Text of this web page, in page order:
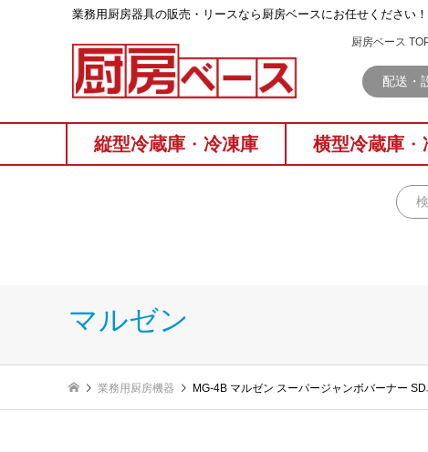
業務⽤厨房器具の販売・リースなら厨房ベースにお任せください！
厨房ベース
配送・
縦型冷蔵庫 ・ 冷凍庫 横型冷蔵庫 ・
マルゼン
業務用厨房機器 MG-4B マルゼン スーパージャンボバーナー